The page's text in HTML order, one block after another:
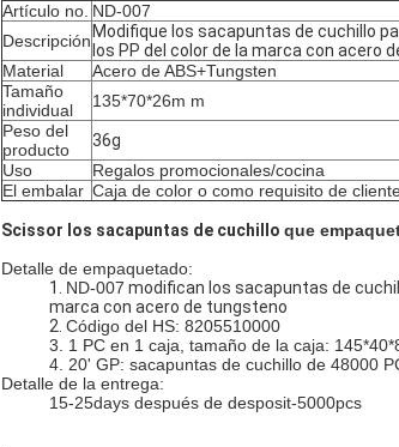
Artículo no. ND-007
Descripción Modifique los sacapuntas de cuchillo
los PP del color de la marca con acero
Material
Acero de ABS+Tungsten
Tamaño
individual
135*70*26m m
Peso del
producto
36g
Uso
Regalos promocionales/cocina
El embalar Caja de color o como requisito de
Scissor los sacapuntas de cuchillo que
Detalle de empaquetado:
1. ND-007 modifican los sacapuntas de
marca con acero de tungsteno
2. Código del HS: 8205510000
3. 1 PC en 1 caja, tamaño de la caja:
4. 20' GP: sacapuntas de cuchillo de 48000
Detalle de la entrega:
15-25days después de desposit-5000pcs